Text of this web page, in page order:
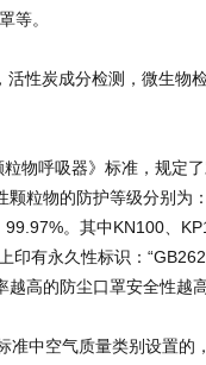
等。
性炭成分检测，微生物检
物呼吸器》标准，规定
粒物的防护等级分别为：
。其中KN100、
印有永久性标识：
高的防尘口罩安全性越高
准中空气质量类别设置的